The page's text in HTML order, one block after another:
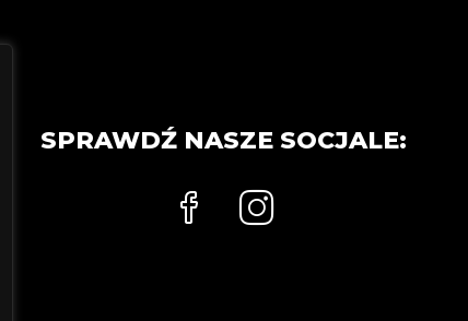
SPRAWDŹ NASZE SOCJALE: